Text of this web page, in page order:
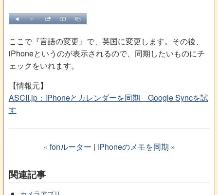
ここで『言語の変更』で、英国に変更します。その後、
iPhoneというのが表示されるので、同期したいものにチ
ェックをいれます。
【情報元】
ASCII.jp：iPhoneとカレンダーを同期 Google Syncを試
す
« fonルーター | iPhoneのメモを同期 »
関連記事